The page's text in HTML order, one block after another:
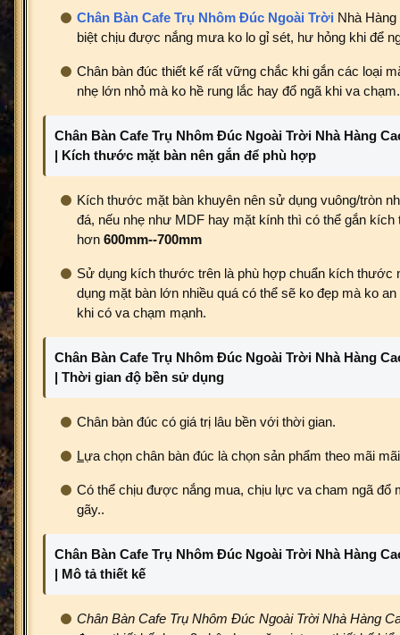
Chân Bàn Cafe Trụ Nhôm Đúc Ngoài Trời Nhà
biệt chịu được nắng mưa ko lo gỉ sét, hư hỏng khi để
Chân bàn đúc thiết kế rất vững chắc khi gắn các loại
nhẹ lớn nhỏ mà ko hề rung lắc hay đổ ngã khi va chạm.
Chân Bàn Cafe Trụ Nhôm Đúc Ngoài Trời Nhà Hàng
| Kích thước mặt bàn nên gắn để phù hợp
Kích thước mặt bàn khuyên nên sử dụng vuông/tròn
đá, nếu nhẹ như MDF hay mặt kính thì có thể gắn
hơn 600mm--700mm
Sử dụng kích thước trên là phù hợp chuẩn kích thước
dụng mặt bàn lớn nhiều quá có thể sẽ ko đẹp mà ko an
khi có va chạm mạnh.
Chân Bàn Cafe Trụ Nhôm Đúc Ngoài Trời Nhà Hàng
| Thời gian độ bền sử dụng
Chân bàn đúc có giá trị lâu bền với thời gian.
Lựa chọn chân bàn đúc là chọn sản phẩm theo mãi
Có thể chịu được nắng mua, chịu lực va cham ngã đổ
gãy..
Chân Bàn Cafe Trụ Nhôm Đúc Ngoài Trời Nhà Hàng
| Mô tả thiết kế
Chân Bàn Cafe Trụ Nhôm Đúc Ngoài Trời Nhà Hàng